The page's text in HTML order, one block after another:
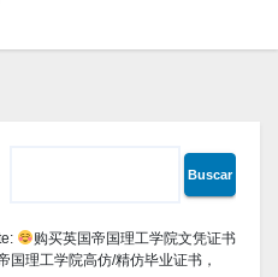
购买英国帝国理工学院文凭证书
理工学院高仿/精仿毕业证书，